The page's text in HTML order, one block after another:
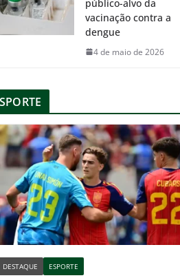
público-alvo da
vacinação contra a
dengue
4 de maio de 2026
DESTAQUE ESPORTE